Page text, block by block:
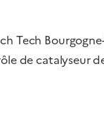
Tech
de catalyseur